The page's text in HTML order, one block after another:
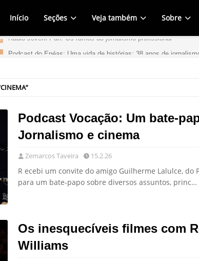
Início Seções Veja também Sobre
CINEMA
Podcast Vocação: Um bate-
Jornalismo e cinema
Zemarcos Taveira 15.2.26
R ecebi um convite do amigo Guilherme Lalulce, do
para um bate-papo sobre diversos assuntos, princ…
Os inesquecíveis filmes com
Williams